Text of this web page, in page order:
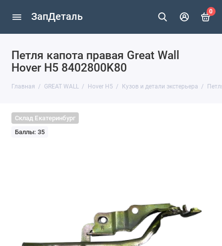
ЗапДеталь 0
Петля капота правая Great Wall
Hover H5 8402800K80
Главная GREAT WALL Hover H5 Кузов и детали экстерьера
Склад Екатеринбург
Баллы: 35